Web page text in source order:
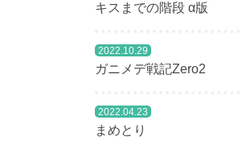
キスまでの階段 α版
2022.10.29
ガニメデ戦記Zero2
2022.04.23
まめとり